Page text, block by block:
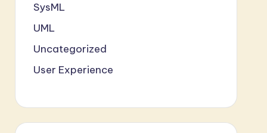
SysML
UML
Uncategorized
User Experience